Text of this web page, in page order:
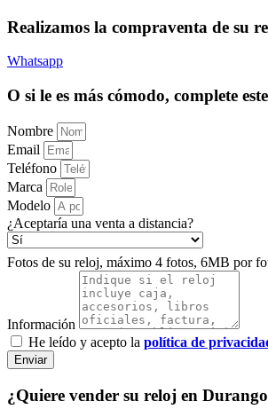
Realizamos la compraventa de su
Whatsapp
O si le es más cómodo, complete
Nombre
Email
Teléfono
Marca
Modelo
¿Aceptaría una venta a distancia?
Fotos de su reloj, máximo 4 fotos, 6MB por
Información
He leído y acepto la política de
Enviar
¿Quiere vender su reloj en